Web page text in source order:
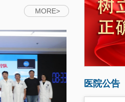
MORE>
医院公告